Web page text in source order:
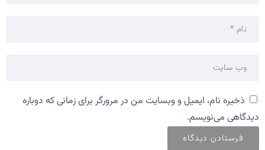
ذخیره نام، ایمیل و وبسایت من در مرورگر برای زمانی که دوباره
دیدگاهی می‌نویسم.